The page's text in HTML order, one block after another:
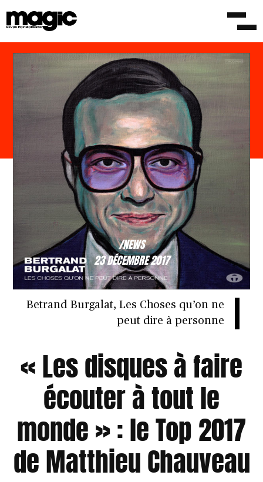
/NEWS
23 DÉCEMBRE 2017
Betrand Burgalat, Les Choses qu’on ne
peut dire à personne
« Les disques à faire
écouter à tout le
monde » : le Top 2017
de Matthieu Chauveau